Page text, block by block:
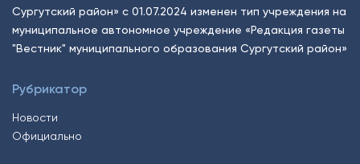
Сургутский район» с 01.07.2024 изменен тип учреждения на
муниципальное автономное учреждение «Редакция газеты
"Вестник" муниципального образования Сургутский район»
Рубрикатор
Новости
Официально